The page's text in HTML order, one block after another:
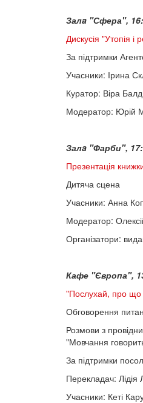
Залa "Сфера",
Дискусія "Утопія
За підтримки
Учасники: Ірина
Куратор: Віра
Модератор: Юрій
Залa "Фарби",
Презентація
Дитяча сцена
Учасники: Анна
Модератор:
Організатори:
Кафе "Європа",
"Послухай, про що
Обговорення
Розмови з
"Мовчання
За підтримки
Перекладач: Лідія
Учасники: Кеті